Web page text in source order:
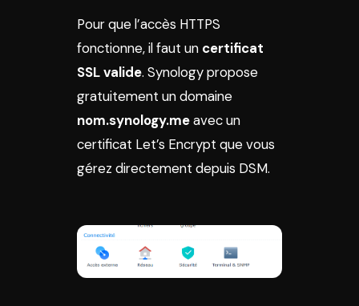
Pour que l’accès HTTPS
fonctionne, il faut un certificat
SSL valide. Synology propose
gratuitement un domaine
nom.synology.meavec un
certificat Let’s Encrypt que vous
gérez directement depuis DSM.